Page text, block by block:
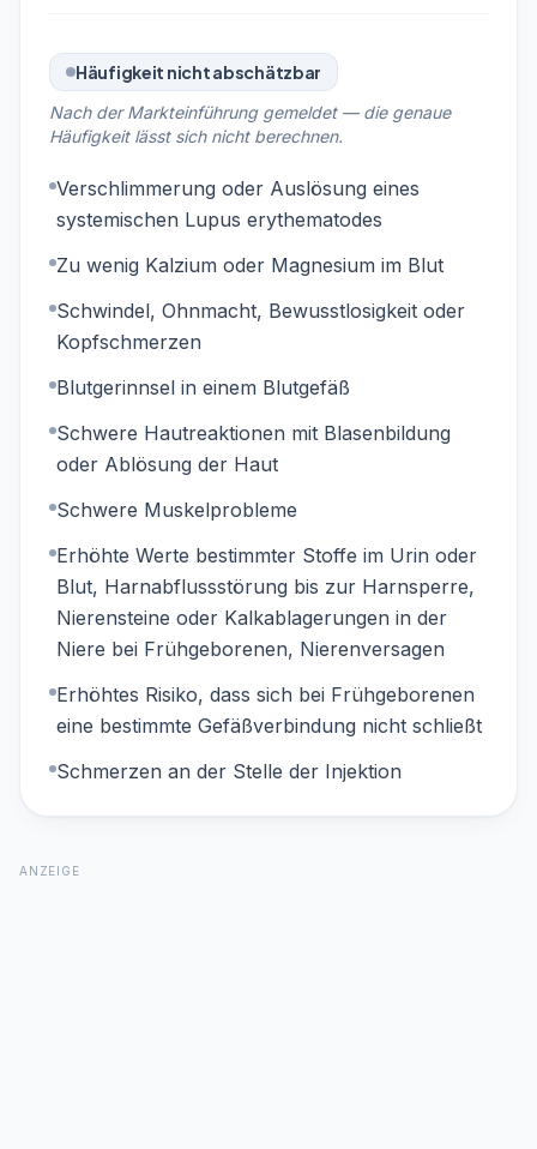
Häufigkeit nicht abschätzbar
Nach der Markteinführung gemeldet — die genaue
Häufigkeit lässt sich nicht berechnen.
Verschlimmerung oder Auslösung eines
systemischen Lupus erythematodes
Zu wenig Kalzium oder Magnesium im Blut
Schwindel, Ohnmacht, Bewusstlosigkeit oder
Kopfschmerzen
Blutgerinnsel in einem Blutgefäß
Schwere Hautreaktionen mit Blasenbildung
oder Ablösung der Haut
Schwere Muskelprobleme
Erhöhte Werte bestimmter Stoffe im Urin oder
Blut, Harnabflussstörung bis zur Harnsperre,
Nierensteine oder Kalkablagerungen in der
Niere bei Frühgeborenen, Nierenversagen
Erhöhtes Risiko, dass sich bei Frühgeborenen
eine bestimmte Gefäßverbindung nicht schließt
Schmerzen an der Stelle der Injektion
ANZEIGE